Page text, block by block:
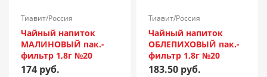
Тиавит/Россия
Чайный напиток
МАЛИНОВЫЙ пак.-
фильтр 1,8г №20
174 руб.
Тиавит/Россия
Чайный напиток
ОБЛЕПИХОВЫЙ пак.-
фильтр 1,8г №20
183.50 руб.